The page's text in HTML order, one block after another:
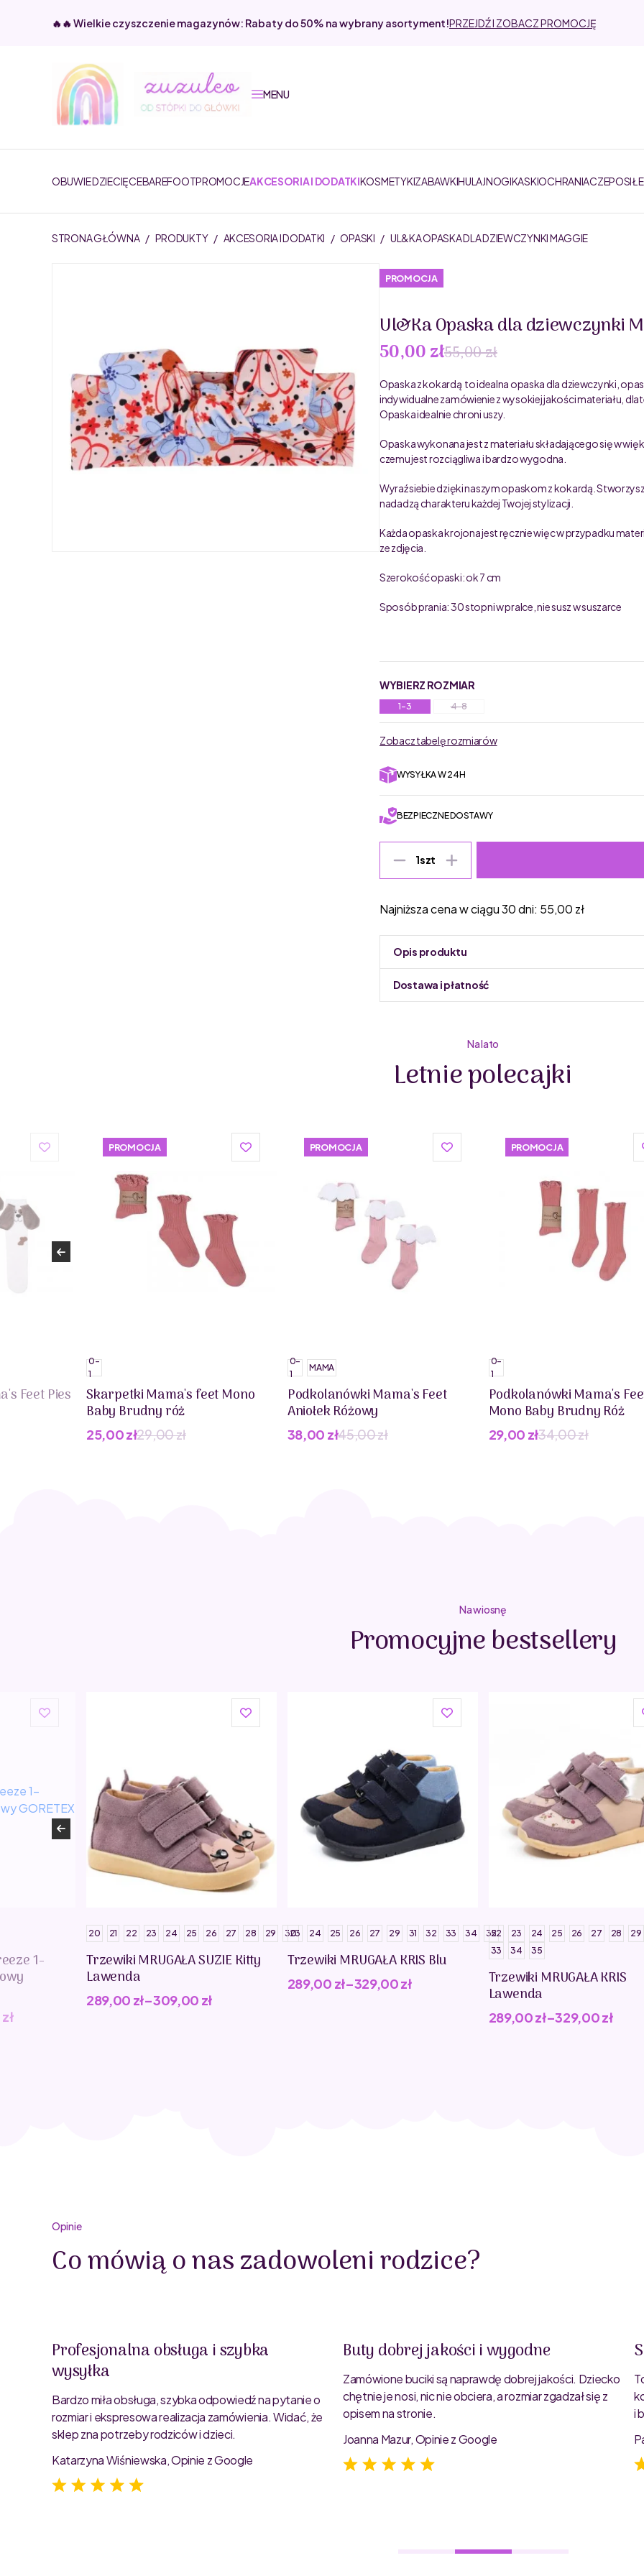
🔥🔥 Wielkie czyszczenie magazynów: Rabaty do 50% na wybrany asortyment!PRZEJDŹ I ZOBACZ PROMOCJĘ
MENU
OBUWIE DZIECIĘCEBAREFOOTPROMOCJEAKCESORIA I DODATKIKOSMETYKIZABAWKIHULAJNOGIKASKIOCHRANIACZE
STRONA GŁÓWNA / PRODUKTY / AKCESORIA I DODATKI / OPASKI / UL&KA OPASKA DLA DZIEWCZYNKI MAGGIE
PROMOCJA
Ul&Ka Opaska dla dziewczynki
50,00 zł55,00 zł
Opaska z kokardą to idealna opaska dla dziewczynki,
indywidualne zamówienie z wysokiej jakości materiału,
Opaska idealnie chroni uszy.
Opaska wykonana jest z materiału składającego się w
czemu jest rozciągliwa i bardzo wygodna.
Wyraź siebie dzięki naszym opaskom z kokardą.
nadadzą charakteru każdej Twojej stylizacji.
Każda opaska krojona jest ręcznie więc w przypadku
ze zdjęcia.
Szerokość opaski: ok 7 cm
Sposób prania: 30 stopni w pralce, nie susz w suszarce
WYBIERZ ROZMIAR
1-3 4-8
Zobacz tabelę rozmiarów
WYSYŁKA W 24H
BEZPIECZNE DOSTAWY
1szt
Najniższa cena w ciągu 30 dni: 55,00 zł
Opis produktu
UL&KA to polska marka tworząca unikalne, ręcznie
wygodę, funkcjonalność i modny design.
Wszystkie produkty powstają w małej manufakturze
autorskich wzorów drukowanych na bawełnie
Dostawa i płatność
Na lato
Letnie polecajki
Feet Pies
PROMOCJA
0-
1
Skarpetki Mama's feet Mono
Baby Brudny róż
29,00zł
Pierwotna
25,00zł
Aktualna
PROMOCJA
0-
1
MAMA
Podkolanówki Mama's Feet
Aniołek Różowy
45,00zł
Pierwotna
38,00 zł
Aktualna
PROMOCJA
0-
1
Podkolanówki Mama's
Mono Baby Brudny Róż
34,00zł
Pierwotna
29,00 zł
Aktualna
Na wiosnę
Promocyjne bestsellery
1-
zł
20 21 22 23 24 25 26 27 28 29 30
Trzewiki MRUGAŁA SUZIE Kitty
Lawenda
289,00 zł–309,00 zł
23 24 25 26 27 29 31 32 33 34 35
Trzewiki MRUGAŁA KRIS Blu
289,00 zł–329,00zł
22 23 24 25 26 27 28 29
33
34 35
Trzewiki MRUGAŁA KRIS
Lawenda
289,00zł–329,00zł
Opinie
Co mówią o nas zadowoleni rodzice?
Profesjonalna obsługa i szybka
wysyłka
Bardzo miła obsługa, szybka odpowiedź na pytanie o
rozmiar i ekspresowa realizacja zamówienia. Widać, że
sklep zna potrzeby rodziców i dzieci.
Katarzyna Wiśniewska, Opinie z Google
Buty dobrej jakości i wygodne
Zamówione buciki są naprawdę dobrej jakości. Dziecko
chętnie je nosi, nic nie obciera, a rozmiar zgadzał się z
opisem na stronie.
Joanna Mazur, Opinie z Google
i